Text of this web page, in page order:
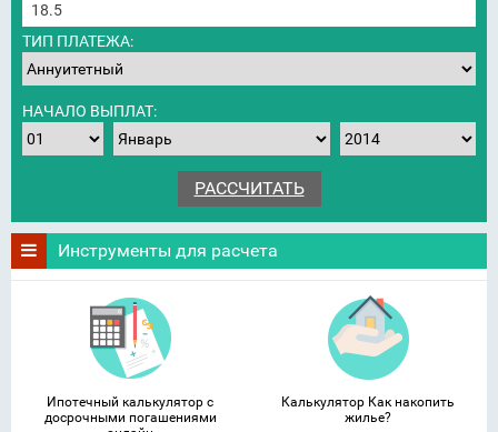
ТИП ПЛАТЕЖА:
НАЧАЛО ВЫПЛАТ:
Инструменты для расчета
Ипотечный калькулятор с
досрочными погашениями
Калькулятор Как накопить
жилье?